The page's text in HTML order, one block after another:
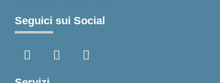
Seguici sui Social
a
e
n
i